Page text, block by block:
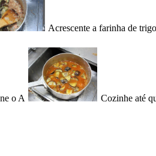
Acrescente a farinha de
o A Cozinhe até